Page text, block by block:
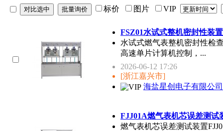
标价
图片 VIP
FSZ01水试式整机密封性装
水试式燃气表整机密封性检
高速单片计算机控制，...
2026-06-12 17:26
[浙江嘉兴市]
海盐星创电子有限公司
FJJ01A燃气表机芯误差测试
燃气表机芯误差测试装置